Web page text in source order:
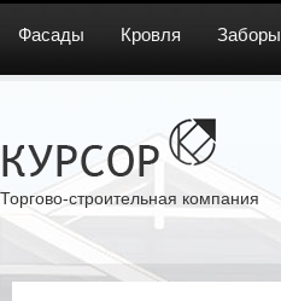
Фасады Кровля Заборы
Торгово-строительная компания